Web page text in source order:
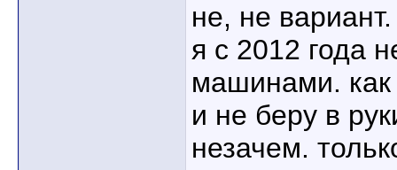
не, не вариант.
я с 2012 года
машинами. как
и не беру в
незачем.